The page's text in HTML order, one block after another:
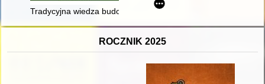
Tradycyjna wiedza budowlana w remontach i modernizacji
ROCZNIK 2025